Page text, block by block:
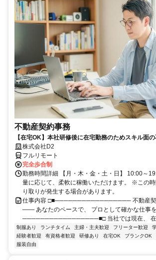
不動産契約事務
【在宅OK】本社研修後に在宅勤務のためスキル面の
株式会社D2
フルリモート
完全歩合制
勤務時間詳細 【月・木・金・土・日】 10:00～
量に応じて、柔軟に稼働いただけます。 ※この
り取りが発生する場合があります。
仕事内容 □■───────────────── 不動産契
―― あなたのペースで、 プロとして確かな仕事を
─────────────────■□ 当社では現在、 在
制服あり ランチタイム 主婦・主夫歓迎 フリーター歓迎
経験者歓迎
有資格者歓迎 研修あり 在宅OK ブランクOK
服装自由